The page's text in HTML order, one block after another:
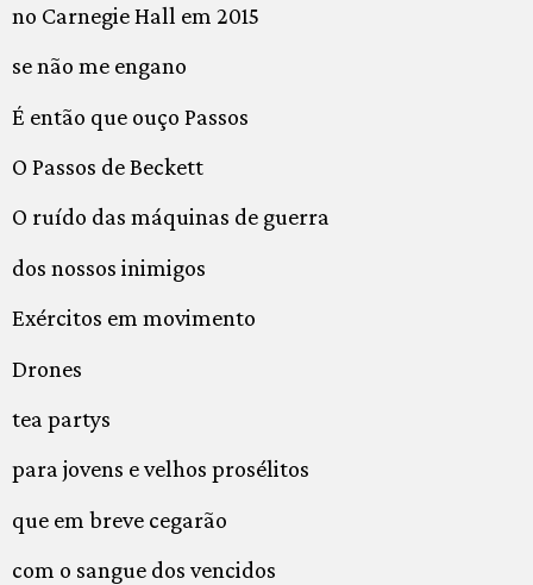
no Carnegie Hall em 2015
se não me engano
É então que ouço Passos
O Passos de Beckett
O ruído das máquinas de guerra
dos nossos inimigos
Exércitos em movimento
Drones
tea partys
para jovens e velhos prosélitos
que em breve cegarão
com o sangue dos vencidos